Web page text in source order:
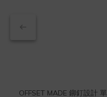
OFFSET MADE 鉚釘設計 單